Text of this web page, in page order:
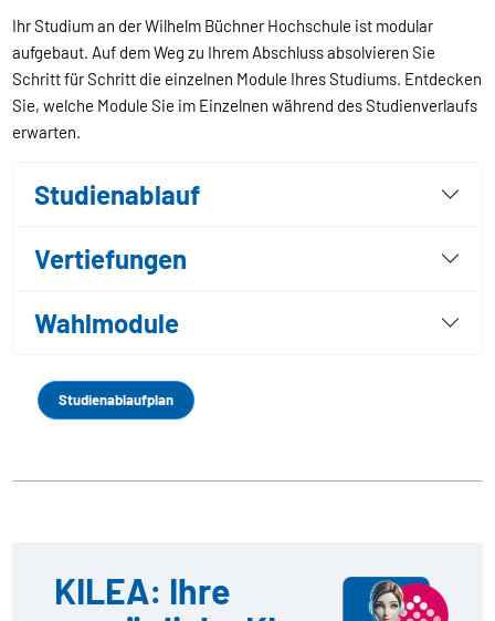
Ihr Studium an der Wilhelm Büchner Hochschule ist modular
aufgebaut. Auf dem Weg zu Ihrem Abschluss absolvieren Sie
Schritt für Schritt die einzelnen Module Ihres Studiums. Entdecken
Sie, welche Module Sie im Einzelnen während des Studienverlaufs
erwarten.
Studienablauf
Vertiefungen
Wahlmodule
Studienablaufplan
KILEA: Ihre